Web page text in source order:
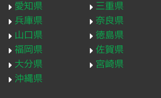
愛知県
三重県
兵庫県
奈良県
山口県
徳島県
福岡県
佐賀県
大分県
宮崎県
沖縄県